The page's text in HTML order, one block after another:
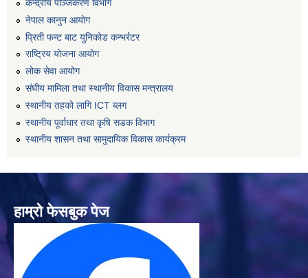
केन्द्रीय पञ्जिकरण विभाग
नेपाल कानुन आयोग
प्रिती फन्ट बाट युनिकोड कन्भर्रटर
राष्ट्रिय योजना आयोग
लोक सेवा आयोग
संघीय मामिला तथा स्थानीय विकास मन्त्रालय
स्थानीय तहको लागि ICT ब्लग
स्थानीय पूर्वाधार तथा कृषि सडक विभाग
स्थानीय शासन तथा सामुदायिक विकास कार्यक्रम
हाम्रो फेसबुक पेज